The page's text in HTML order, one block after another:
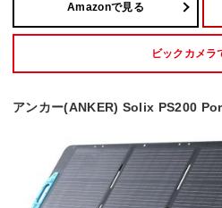
Amazonで見る
ビックカメラ
アンカー(ANKER) Solix PS200